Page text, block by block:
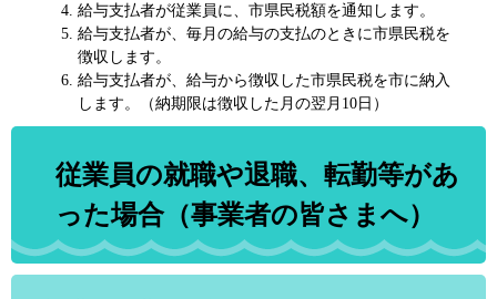
給与支払者が従業員に、市県民税額を通知します。
給与支払者が、毎月の給与の支払のときに市県民税を
徴収します。
給与支払者が、給与から徴収した市県民税を市に納入
します。（納期限は徴収した月の翌月10日）
従業員の就職や退職、転勤等があ
った場合（事業者の皆さまへ）